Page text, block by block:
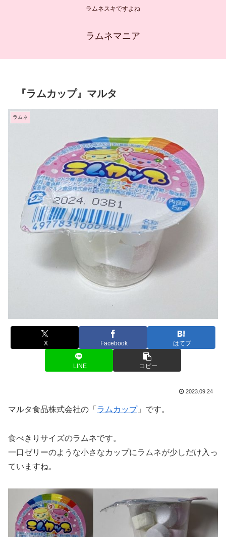
ラムネスキですよね
ラムネマニア
『ラムカップ』マルタ
ラムネ
X Facebook はてブ
LINE コピー
2023.09.24
マルタ食品株式会社の「 ラムカップ」です。
食べきりサイズのラムネです。
一口ゼリーのような小さなカップにラムネが少しだけ入っ
ていますね。